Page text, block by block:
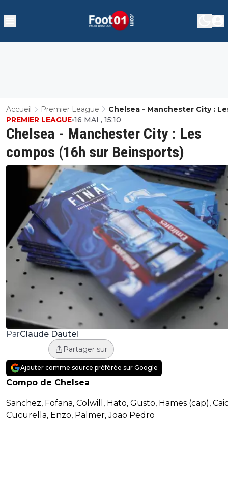
Accueil Premier League
Chelsea - Manchester City :
Compos (16h Sur Beinsports)
Chelsea - Manchester City : Les
compos (16h sur Beinsports)
PREMIER LEAGUE•16 MAI , 15:10
ParClaude Dautel
Partager sur
Ajouter comme source préférée sur Google
Compo de Chelsea
Sanchez, Fofana, Colwill, Hato, Gusto, Hames (cap),
Cucurella, Enzo, Palmer, Joao Pedro